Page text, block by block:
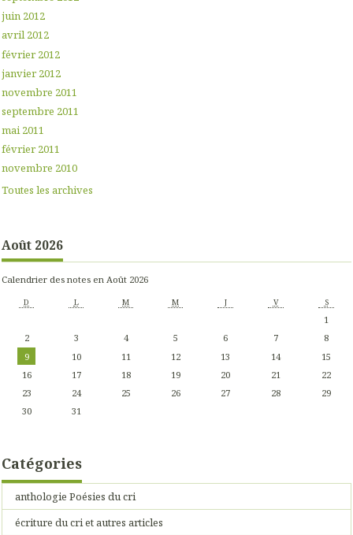
juin 2012
avril 2012
février 2012
janvier 2012
novembre 2011
septembre 2011
mai 2011
février 2011
novembre 2010
Toutes les archives
Août 2026
Calendrier des notes en Août 2026
D L M M J V S
1
2
3 4 5 6 7
8
9
10 11 12 13 14
15
16
17 18 19 20 21
22
23
24 25 26 27 28
29
30
31
Catégories
anthologie Poésies du cri
écriture du cri et autres articles